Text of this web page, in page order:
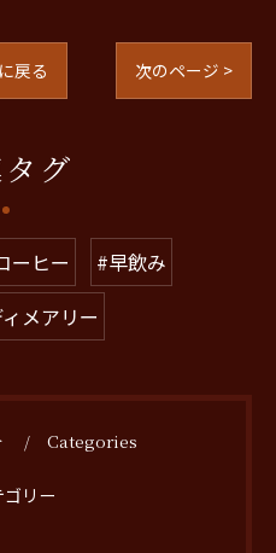
戻る 次のページ >
グ
ーヒー
#早飲み
メアリー
Categories
リー